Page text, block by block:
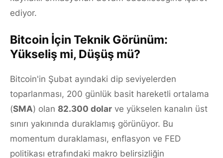
ediyor.
Bitcoin İçin Teknik Görünüm:
Yükseliş mi, Düşüş mü?
Bitcoin'in Şubat ayındaki dip seviyelerden
toparlanması, 200 günlük basit hareketli ortalama
(SMA) olan 82.300 dolar ve yükselen kanalın üst
sınırı yakınında duraklamış görünüyor. Bu
momentum duraklaması, enflasyon ve FED
politikası etrafındaki makro belirsizliğin